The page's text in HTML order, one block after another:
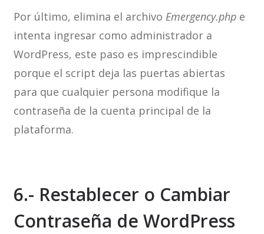
Por último, elimina el archivo Emergency.php e
intenta ingresar como administrador a
WordPress, este paso es imprescindible
porque el script deja las puertas abiertas
para que cualquier persona modifique la
contraseña de la cuenta principal de la
plataforma.
6.- Restablecer o Cambiar
Contraseña de WordPress